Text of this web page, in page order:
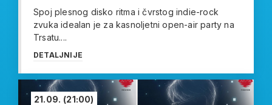
Spoj plesnog disko ritma i čvrstog indie-rock
zvuka idealan je za kasnoljetni open-air party na
Trsatu....
DETALJNIJE
21.09. (21:00)